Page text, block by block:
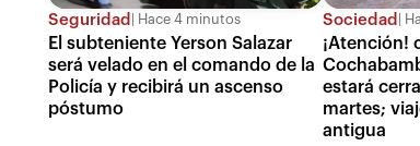
Seguridad Hace 4 minutos
El subteniente Yerson Salazar
será velado en el comando de la
Policía y recibirá un ascenso
póstumo
Sociedad
¡Atención!
estará
martes;
antigua